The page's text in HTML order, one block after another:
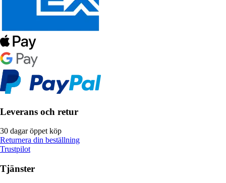
Leverans och retur
30 dagar öppet köp
Returnera din beställning
Trustpilot
Tjänster